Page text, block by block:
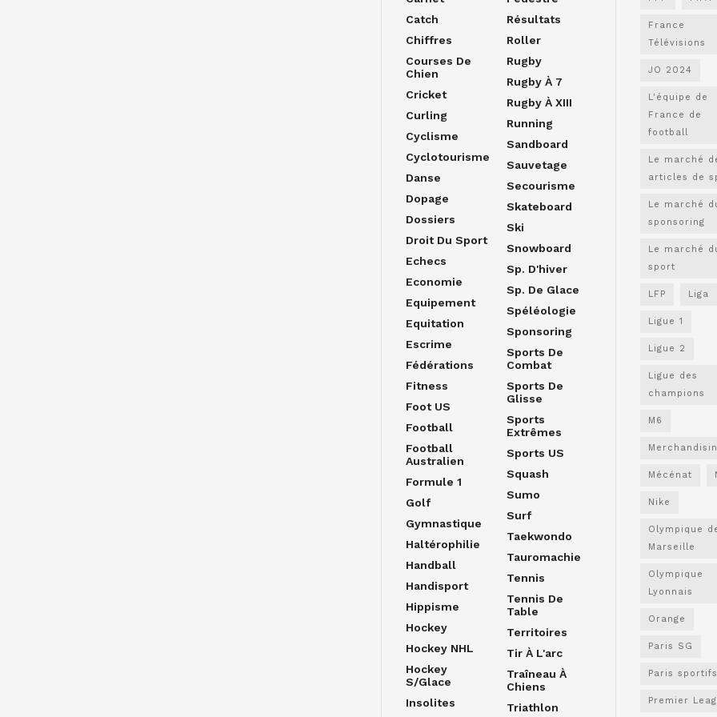
Catch
Chiffres
Courses De
Chien
Cricket
Curling
Cyclisme
Cyclotourisme
Danse
Dopage
Dossiers
Droit Du Sport
Echecs
Economie
Equipement
Equitation
Escrime
Fédérations
Fitness
Foot US
Football
Football
Australien
Formule 1
Golf
Gymnastique
Haltérophilie
Handball
Handisport
Hippisme
Hockey
Hockey NHL
Hockey
S/glace
Insolites
Résultats
Roller
Rugby
Rugby À 7
Rugby À XIII
Running
Sandboard
Sauvetage
Secourisme
Skateboard
Ski
Snowboard
Sp. D'hiver
Sp. De Glace
Spéléologie
Sponsoring
Sports De
Combat
Sports De
Glisse
Sports
Extrêmes
Sports US
Squash
Sumo
Surf
Taekwondo
Tauromachie
Tennis
Tennis De
Table
Territoires
Tir À L'arc
Traîneau À
Chiens
Triathlon
France
Télévisions
JO 2024
L'équipe de
France de
football
Le marché
articles de
Le marché
sponsoring
Le marché
sport
LFP Liga
Ligue 1
Ligue 2
Ligue des
champions
M6
Mécénat
Nike
Olympique
Marseille
Olympique
Lyonnais
Orange
Paris SG
Paris sportifs
Premier